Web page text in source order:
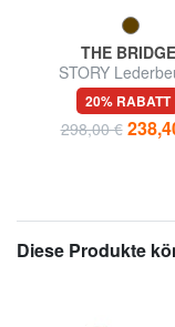
THE BRIDGE
STORY
20% RABATT
298,00 €
Diese Produkte